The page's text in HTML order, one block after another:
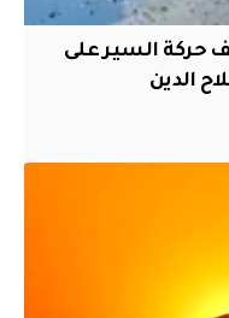
حركة السير على
الدين